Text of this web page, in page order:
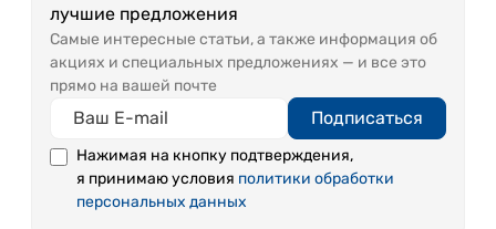
лучшие предложения
Самые интересные статьи, а также информация об
акциях и специальных предложениях — и все это
прямо на вашей почте
Подписаться
Нажимая на кнопку подтверждения,
я принимаю условия политики обработки
персональных данных